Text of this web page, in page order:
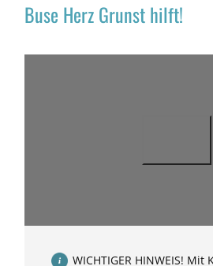
Buse Herz Grunst hilft!
WICHTIGER HINWEIS! Mit